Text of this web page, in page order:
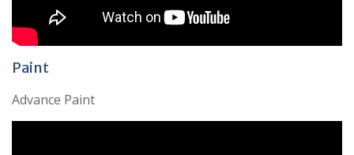
Paint
Advance Paint